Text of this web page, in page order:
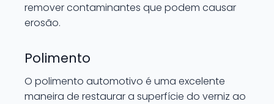
remover contaminantes que podem causar
erosão.
Polimento
O polimento automotivo é uma excelente
maneira de restaurar a superfície do verniz ao